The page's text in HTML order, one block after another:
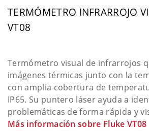
TERMÓMETRO INFRARROJO
VT08
Termómetro visual de infrarrojos
imágenes térmicas junto con la
con amplia cobertura de
IP65. Su puntero láser ayuda a
problemáticas de forma rápida y
Más información sobre Fluke VT08